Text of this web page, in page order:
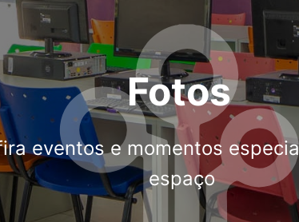
Fotos
eventos e momentos
espaço